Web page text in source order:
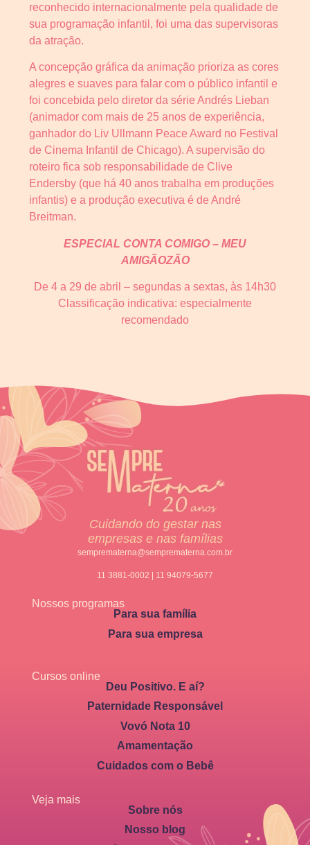
reconhecido internacionalmente pela qualidade de
sua programação infantil, foi uma das supervisoras
da atração.
A concepção gráfica da animação prioriza as cores
alegres e suaves para falar com o público infantil e
foi concebida pelo diretor da série Andrés Lieban
(animador com mais de 25 anos de experiência,
ganhador do Liv Ullmann Peace Award no Festival
de Cinema Infantil de Chicago). A supervisão do
roteiro fica sob responsabilidade de Clive
Endersby (que há 40 anos trabalha em produções
infantis) e a produção executiva é de André
Breitman.
ESPECIAL CONTA COMIGO – MEU
AMIGÃOZÃO
De 4 a 29 de abril – segundas a sextas, às 14h30
Classificação indicativa: especialmente
recomendado
Cuidando do gestar nas
empresas e nas famílias
semprematerna@semprematerna.com.br
11 3881-0002 | 11 94079-5677
Nossos programas
Para sua família
Para sua empresa
Cursos online
Deu Positivo. E aí?
Paternidade Responsável
Vovó Nota 10
Amamentação
Cuidados com o Bebê
Veja mais
Sobre nós
Nosso blog